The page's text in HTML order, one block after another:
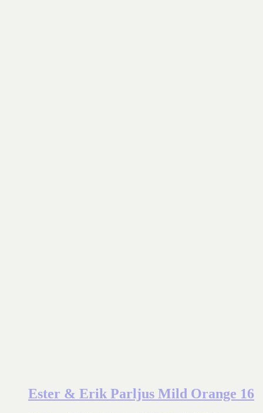
Ester & Erik Parljus Mild Orange 16